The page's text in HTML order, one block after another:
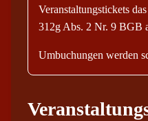
Veranstaltungstickets
312g Abs. 2 Nr. 9 BGB
Umbuchungen werden